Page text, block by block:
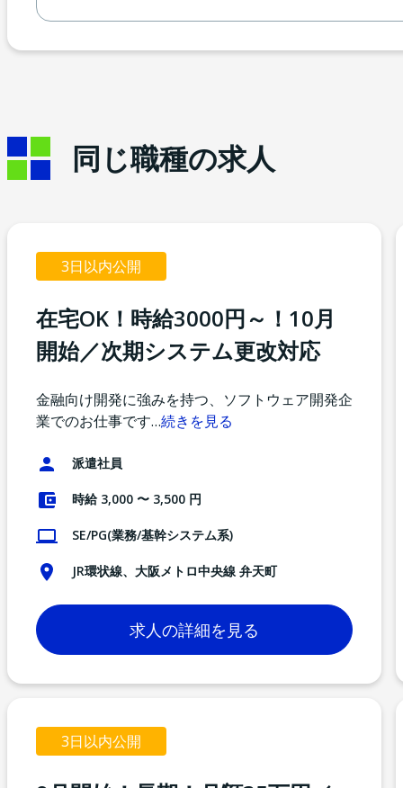
同じ職種の求人
3日以内公開
在宅OK！時給3000円～！10月
開始／次期システム更改対応
金融向け開発に強みを持つ、ソフトウェア開発企
業でのお仕事です…続きを見る
派遣社員
時給 3,000 〜 3,500 円
SE/PG(業務/基幹システム系)
JR環状線、大阪メトロ中央線 弁天町
求人の詳細を見る
3日以内公開